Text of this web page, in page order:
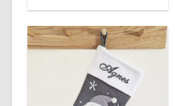
priset
299 kr.
priset
249 kr.